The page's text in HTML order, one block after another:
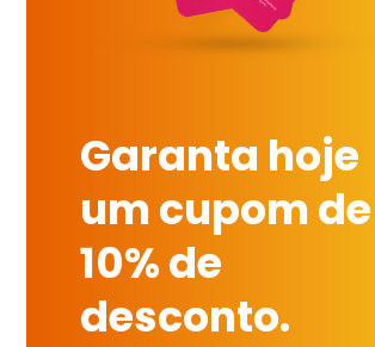
Garanta hoje
um cupom de
10% de
desconto.